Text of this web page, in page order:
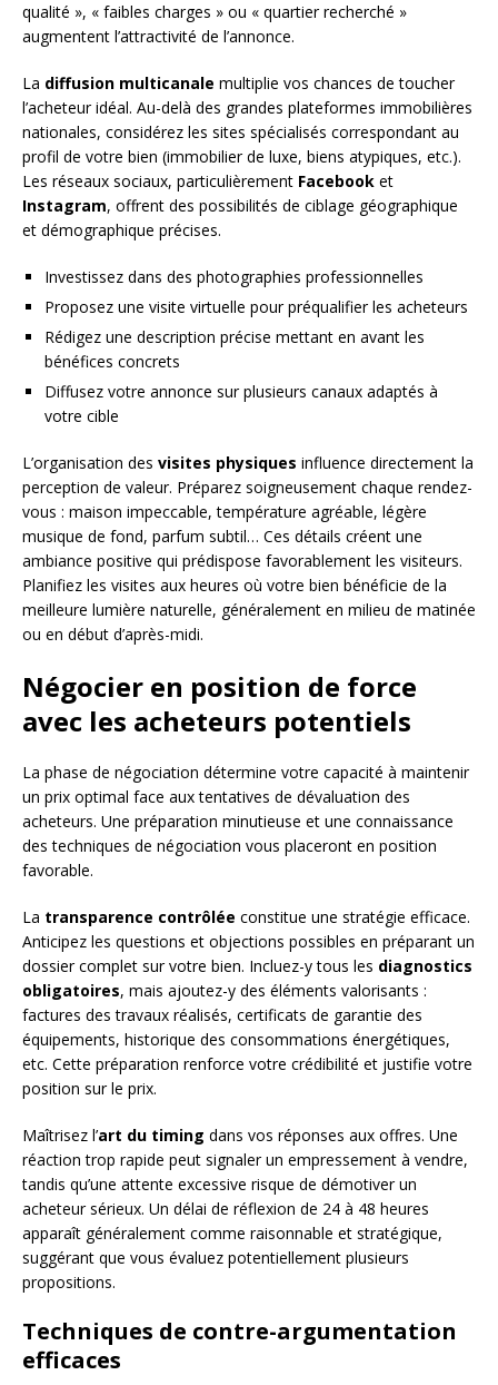
qualité », « faibles charges » ou « quartier recherché »
augmentent l’attractivité de l’annonce.
La diffusion multicanale multiplie vos chances de toucher
l’acheteur idéal. Au-delà des grandes plateformes immobilières
nationales, considérez les sites spécialisés correspondant au
profil de votre bien (immobilier de luxe, biens atypiques, etc.).
Les réseaux sociaux, particulièrement Facebook et
Instagram, offrent des possibilités de ciblage géographique
et démographique précises.
Investissez dans des photographies professionnelles
Proposez une visite virtuelle pour préqualifier les acheteurs
Rédigez une description précise mettant en avant les
bénéfices concrets
Diffusez votre annonce sur plusieurs canaux adaptés à
votre cible
L’organisation des visites physiques influence directement la
perception de valeur. Préparez soigneusement chaque rendez-
vous : maison impeccable, température agréable, légère
musique de fond, parfum subtil… Ces détails créent une
ambiance positive qui prédispose favorablement les visiteurs.
Planifiez les visites aux heures où votre bien bénéficie de la
meilleure lumière naturelle, généralement en milieu de matinée
ou en début d’après-midi.
Négocier en position de force
avec les acheteurs potentiels
La phase de négociation détermine votre capacité à maintenir
un prix optimal face aux tentatives de dévaluation des
acheteurs. Une préparation minutieuse et une connaissance
des techniques de négociation vous placeront en position
favorable.
La transparence contrôlée constitue une stratégie efficace.
Anticipez les questions et objections possibles en préparant un
dossier complet sur votre bien. Incluez-y tous les diagnostics
obligatoires, mais ajoutez-y des éléments valorisants :
factures des travaux réalisés, certificats de garantie des
équipements, historique des consommations énergétiques,
etc. Cette préparation renforce votre crédibilité et justifie votre
position sur le prix.
Maîtrisez l’art du timing dans vos réponses aux offres. Une
réaction trop rapide peut signaler un empressement à vendre,
tandis qu’une attente excessive risque de démotiver un
acheteur sérieux. Un délai de réflexion de 24 à 48 heures
apparaît généralement comme raisonnable et stratégique,
suggérant que vous évaluez potentiellement plusieurs
propositions.
Techniques de contre-argumentation
efficaces